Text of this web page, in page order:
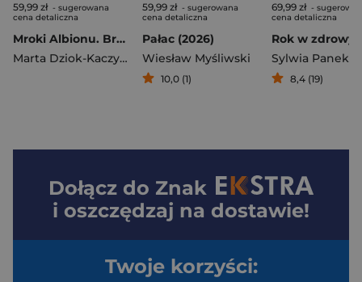
59,99 zł - sugerowana
cena detaliczna
Mroki Albionu. Brytyjskie legendy, potwory i zbrodnie
Marta Dziok-Kaczyńska
59,99 zł - sugerowana
cena detaliczna
Pałac (2026)
Wiesław Myśliwski
10,0 (1)
69,99 zł -
cena detaliczna
Sylwia Panek
8,4 (19)
Dołącz do Znak
i oszczędzaj na dostawie!
Twoje korzyści: